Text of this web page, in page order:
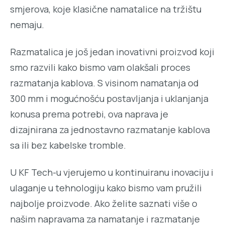
smjerova, koje klasične namatalice na tržištu
nemaju.
Razmatalica je još jedan inovativni proizvod koji
smo razvili kako bismo vam olakšali proces
razmatanja kablova. S visinom namatanja od
300 mm i mogućnošću postavljanja i uklanjanja
konusa prema potrebi, ova naprava je
dizajnirana za jednostavno razmatanje kablova
sa ili bez kabelske tromble.
U KF Tech-u vjerujemo u kontinuiranu inovaciju i
ulaganje u tehnologiju kako bismo vam pružili
najbolje proizvode. Ako želite saznati više o
našim napravama za namatanje i razmatanje